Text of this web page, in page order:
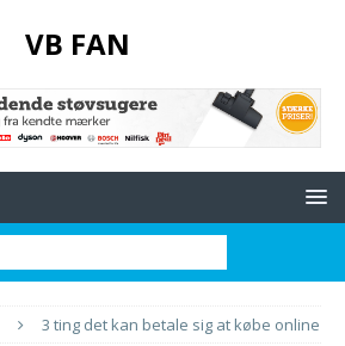
VB FAN
3 ting det kan betale sig at købe online